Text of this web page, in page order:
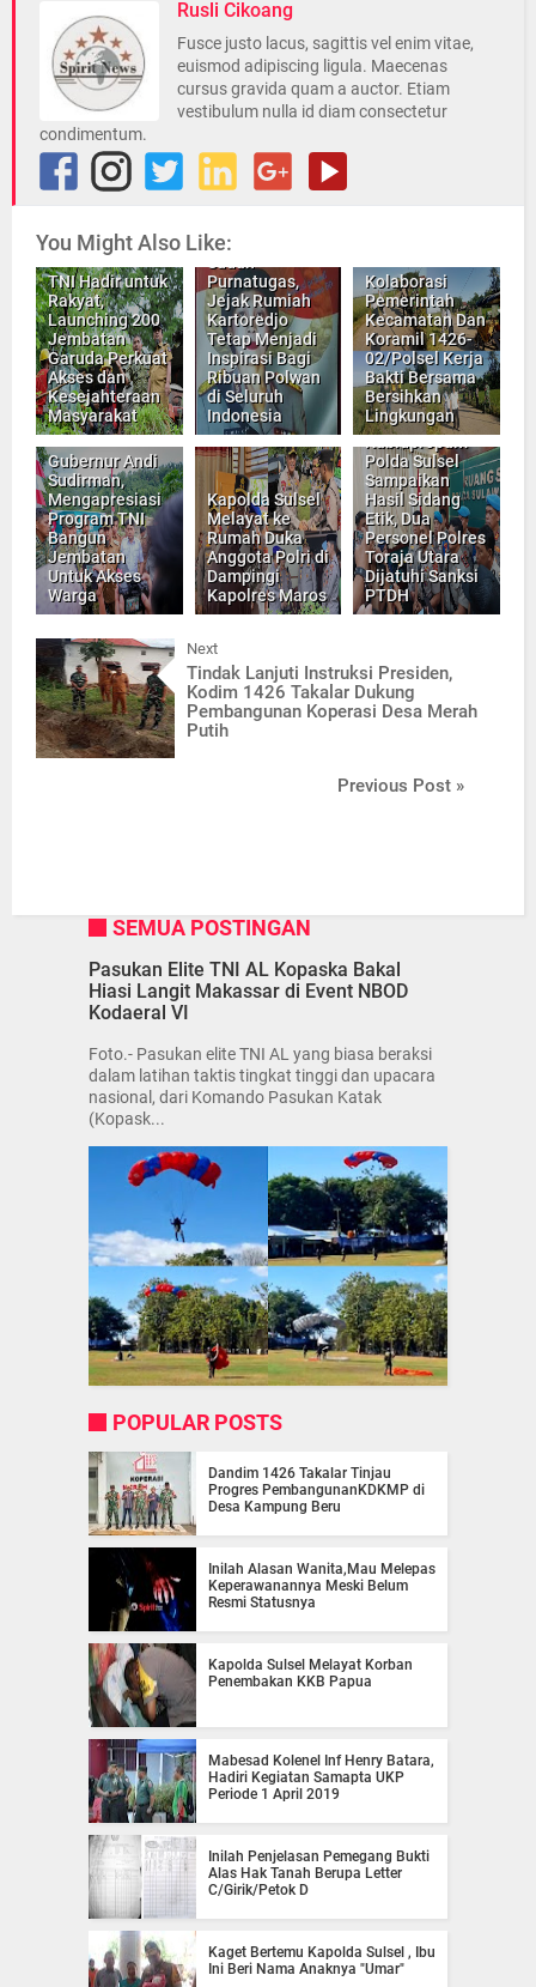
Rusli Cikoang
Fusce justo lacus, sagittis vel enim vitae,
euismod adipiscing ligula. Maecenas
cursus gravida quam a auctor. Etiam
vestibulum nulla id diam consectetur
condimentum.
You Might Also Like:
TNI Hadir untuk
Rakyat,
Launching 200
Jembatan
Garuda Perkuat
Akses dan
Kesejahteraan
Masyarakat
Walaupun
Purnatugas,
Jejak Rumiah
Kartoredjo
Tetap Menjadi
Inspirasi Bagi
Ribuan Polwan
di Seluruh
Indonesia
Kolaborasi
Pemerintah
Kecamatan Dan
Koramil 1426-
02/Polsel Kerja
Bakti Bersama
Bersihkan
Lingkungan
Gubernur Andi
Sudirman,
Mengapresiasi
Program TNI
Bangun
Jembatan
Untuk Akses
Warga
Kapolda Sulsel
Melayat ke
Rumah Duka
Anggota Polri di
Dampingi
Kapolres Maros
Kabidpropam
Polda Sulsel
Sampaikan
Hasil Sidang
Etik, Dua
Personel Polres
Toraja Utara
Dijatuhi Sanksi
PTDH
Next
Tindak Lanjuti Instruksi Presiden,
Kodim 1426 Takalar Dukung
Pembangunan Koperasi Desa Merah
Putih
Previous Post »
SEMUA POSTINGAN
Pasukan Elite TNI AL Kopaska Bakal
Hiasi Langit Makassar di Event NBOD
Kodaeral VI
Foto.- Pasukan elite TNI AL yang biasa beraksi
dalam latihan taktis tingkat tinggi dan upacara
nasional, dari Komando Pasukan Katak
(Kopask...
POPULAR POSTS
Dandim 1426 Takalar Tinjau
Progres PembangunanKDKMP di
Desa Kampung Beru
Inilah Alasan Wanita,Mau Melepas
Keperawanannya Meski Belum
Resmi Statusnya
Kapolda Sulsel Melayat Korban
Penembakan KKB Papua
Mabesad Kolenel Inf Henry Batara,
Hadiri Kegiatan Samapta UKP
Periode 1 April 2019
Inilah Penjelasan Pemegang Bukti
Alas Hak Tanah Berupa Letter
C/Girik/Petok D
Kaget Bertemu Kapolda Sulsel , Ibu
Ini Beri Nama Anaknya "Umar"